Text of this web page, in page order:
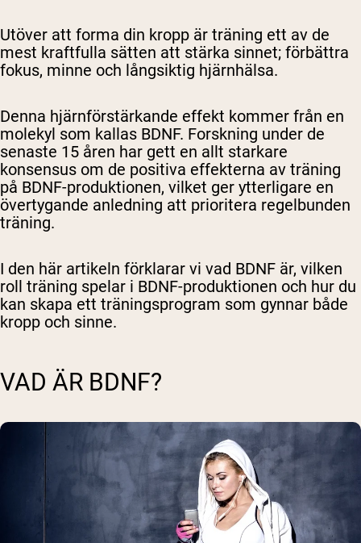
Utöver att forma din kropp är träning ett av de
mest kraftfulla sätten att stärka sinnet; förbättra
fokus, minne och långsiktig hjärnhälsa.
Denna hjärnförstärkande effekt kommer från en
molekyl som kallas BDNF. Forskning under de
senaste 15 åren har gett en allt starkare
konsensus om de positiva effekterna av träning
på BDNF-produktionen, vilket ger ytterligare en
övertygande anledning att prioritera regelbunden
träning.
I den här artikeln förklarar vi vad BDNF är, vilken
roll träning spelar i BDNF-produktionen och hur du
kan skapa ett träningsprogram som gynnar både
kropp och sinne.
VAD ÄR BDNF?